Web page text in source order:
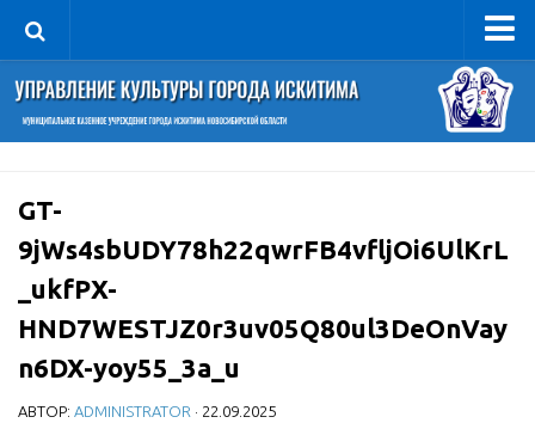
Управление
Руководитель
Книга почета культуры
Фотогалерея
Документы
Учредительные документы
Правовая база
GT-
9jWs4sbUDY78h22qwrFB4vfljOi6UlKrL
_ukfPX-
HND7WESTJZ0r3uv05Q80ul3DeOnVay
n6DX-yoy55_3a_u
АВТОР: ADMINISTRATOR · 22.09.2025